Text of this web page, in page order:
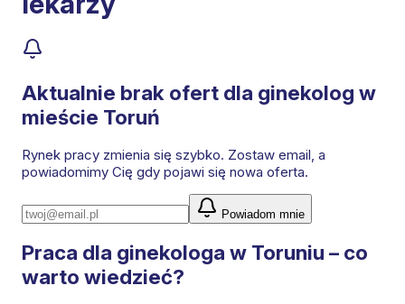
Aktualnie brak ofert dla ginekolog w
mieście Toruń
Rynek pracy zmienia się szybko. Zostaw email, a
powiadomimy Cię gdy pojawi się nowa oferta.
Powiadom mnie
Praca dla ginekologa w Toruniu – co
warto wiedzieć?